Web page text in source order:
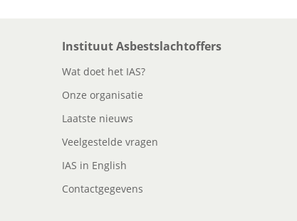
Instituut Asbestslachtoffers
Wat doet het IAS?
Onze organisatie
Laatste nieuws
Veelgestelde vragen
IAS in English
Contactgegevens